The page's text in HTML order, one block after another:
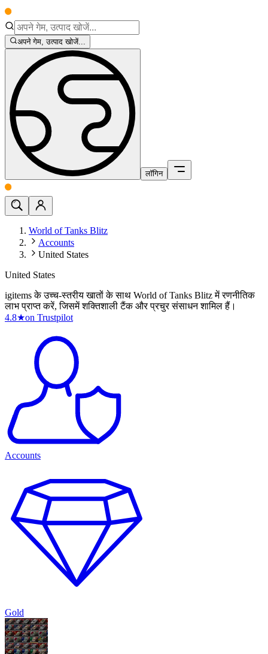
अपने गेम, उत्पाद खोजें...
लॉगिन
World of Tanks Blitz
Accounts
United States
United States
igitems के उच्च-स्तरीय खातों के साथ World of Tanks Blitz में रणनीतिक
लाभ प्राप्त करें, जिसमें शक्तिशाली टैंक और प्रचुर संसाधन शामिल हैं।
4.8★on Trustpilot
Accounts
Gold